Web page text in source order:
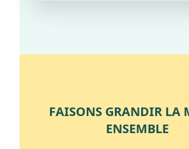
FAISONS GRANDIR LA
ENSEMBLE